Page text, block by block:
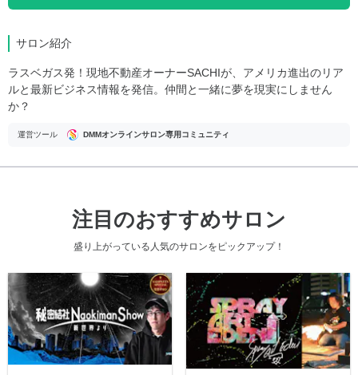
サロン紹介
ラスベガス発！現地不動産オーナーSACHIが、アメリカ進出のリア
ルと最新ビジネス情報を発信。仲間と一緒に夢を現実にしません
か？
運営ツール DMMオンラインサロン専用コミュニティ
注目のおすすめサロン
盛り上がっている人気のサロンをピックアップ！